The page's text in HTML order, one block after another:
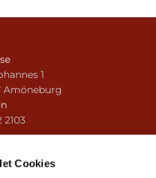
Cookies
1
Amöneburg
2103